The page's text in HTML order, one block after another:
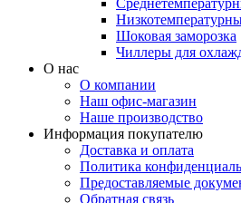
Шоковая заморозка
Чиллеры для
О нас
О компании
Наш офис-магазин
Наше производство
Информация покупателю
Доставка и оплата
Политика
Предоставляемые
Обратная связь